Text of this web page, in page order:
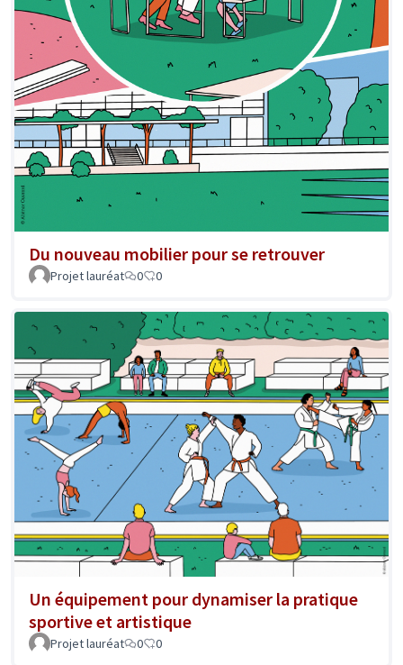
Du nouveau mobilier pour se retrouver
Projet lauréat 0 0
Un équipement pour dynamiser la pratique
sportive et artistique
Projet lauréat 0 0